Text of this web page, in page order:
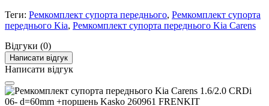
Теги: Ремкомплект супорта переднього, Ремкомплект супорта
переднього Kia, Ремкомплект супорта переднього Kia Carens
Відгуки (0)
Написати відгук
Написати відгук